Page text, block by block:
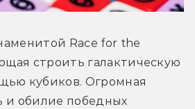
Race for the
строить галактическую
кубиков. Огромная
и обилие победных